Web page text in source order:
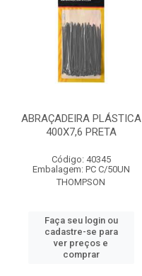
ABRAÇADEIRA PLÁSTICA
400X7,6 PRETA
Código: 40345
Embalagem: PC C/50UN
THOMPSON
Faça seu login ou
cadastre-se para
ver preços e
comprar